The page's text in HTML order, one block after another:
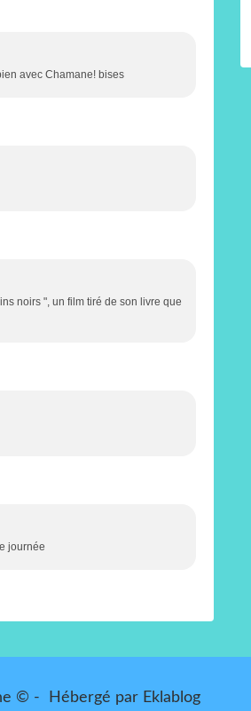
avec Chamane! bises
noirs ", un film tiré de son livre que
journée
© - Hébergé par Eklablog